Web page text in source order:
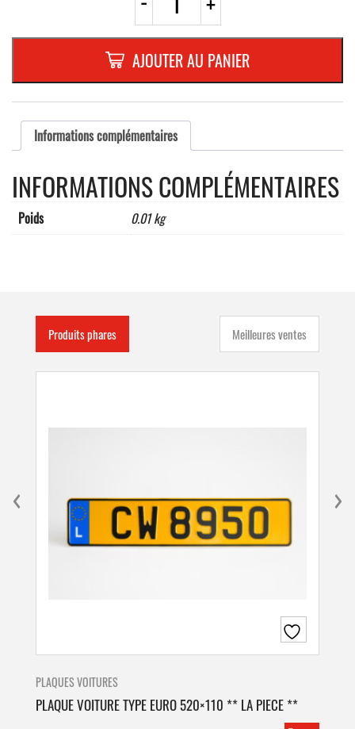
AUTOCOLLANT
DOUBLE-
FACE
10
BANDES
DE
100
mm
AJOUTER AU PANIER
Informations complémentaires
INFORMATIONS COMPLÉMENTAIRES
Poids 0.01 kg
Produits phares Meilleures ventes
PLAQUES VOITURES
PLAQUE VOITURE TYPE EURO 520×110 ** LA PIECE **